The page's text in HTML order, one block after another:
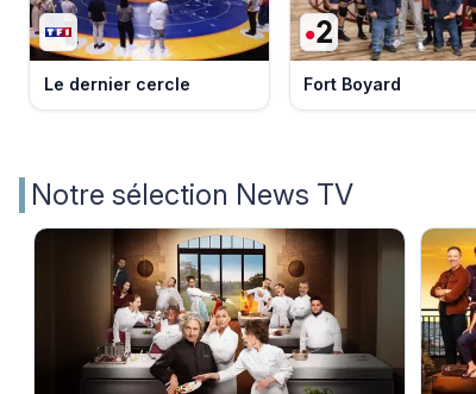
Le dernier cercle Fort Boyard
Notre sélection News TV